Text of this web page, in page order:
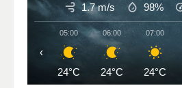
1.7 m/s 98%
05:00
24°C
06:00
24°C
07:00
24°C
‹